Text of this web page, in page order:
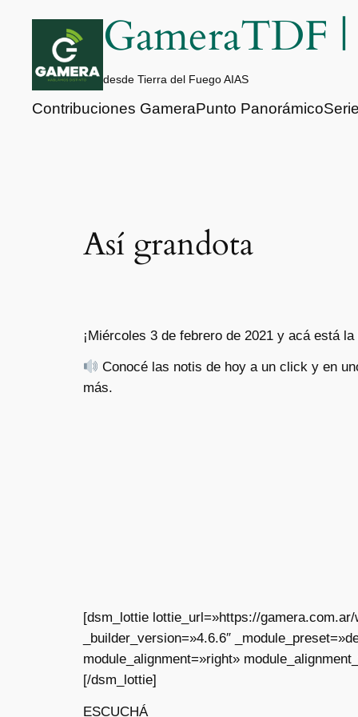
contenido
desde Tierra del Fuego AIAS
Contribuciones GameraPunto Panorámico
Así grandota
¡Miércoles 3 de febrero de 2021 y acá está
Conocé las notis de hoy a un click y en
más.
[dsm_lottie lottie_url=»https://
_builder_version=»4.6.6″
module_alignment=»right»
[/dsm_lottie]
ESCUCHÁ